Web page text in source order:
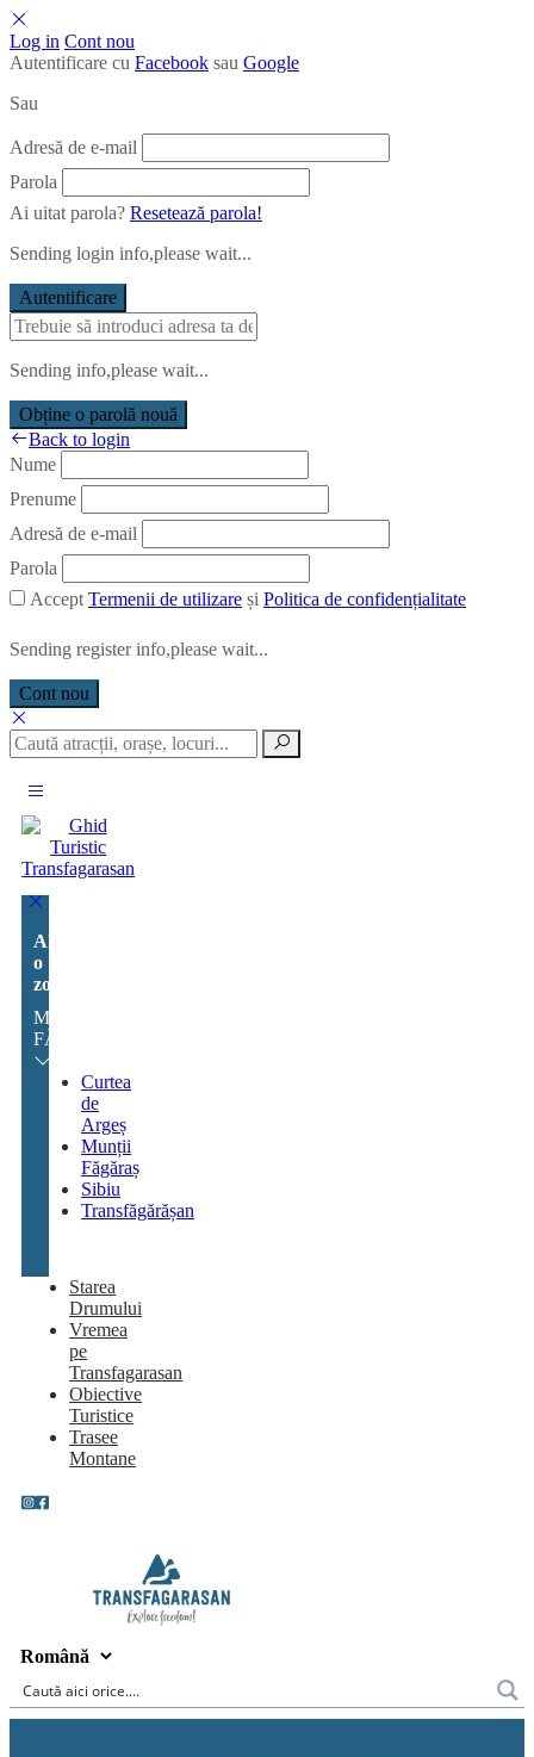
Log in Cont nou
Autentificare cu Facebook sau Google
Sau
Adresă de e-mail
Parola
Ai uitat parola? Resetează parola!
Sending login info,please wait...
Autentificare
Sending info,please wait...
Obține o parolă nouă
Back to login
Nume
Prenume
Adresă de e-mail
Parola
Accept Termenii de utilizare și Politica de confidențialitate
Sending register info,please wait...
Cont nou
Alege
o
zonă:
MUNȚII
FĂGĂRAȘ
Curtea
de
Argeș
Munții
Făgăraș
Sibiu
Transfăgărășan
Starea
Drumului
Vremea
pe
Transfagarasan
Obiective
Turistice
Trasee
Montane